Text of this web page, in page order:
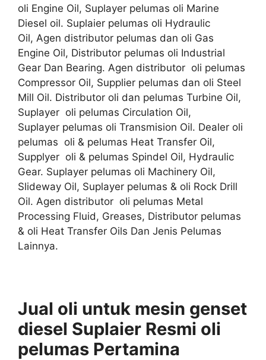
oli Engine Oil, Suplayer pelumas oli Marine
Diesel oil. Suplaier pelumas oli Hydraulic
Oil, Agen distributor pelumas dan oli Gas
Engine Oil, Distributor pelumas oli Industrial
Gear Dan Bearing. Agen distributor oli pelumas
Compressor Oil, Supplier pelumas dan oli Steel
Mill Oil. Distributor oli dan pelumas Turbine Oil,
Suplayer oli pelumas Circulation Oil,
Suplayer pelumas oli Transmision Oil. Dealer oli
pelumas oli & pelumas Heat Transfer Oil,
Supplyer oli & pelumas Spindel Oil, Hydraulic
Gear. Suplayer pelumas oli Machinery Oil,
Slideway Oil, Suplayer pelumas & oli Rock Drill
Oil. Agen distributor oli pelumas Metal
Processing Fluid, Greases, Distributor pelumas
& oli Heat Transfer Oils Dan Jenis Pelumas
Lainnya.
Jual oli untuk mesin genset
diesel Suplaier Resmi oli
pelumas Pertamina